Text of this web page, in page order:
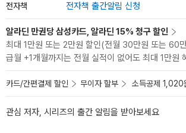
전자책 전자책 출간알림 신청
알라딘 만권당 삼성카드, 알라딘 15% 청구 할인
최대 1만원 또는 2만원 할인(전월 30만원 또는 60
급월 +1개월까지는 전월 실적이 없어도 최대 1만원
카드/간편결제 할인 무이자 할부 소득공제 1,020
관심 저자, 시리즈의 출간 알림을 받아보세요